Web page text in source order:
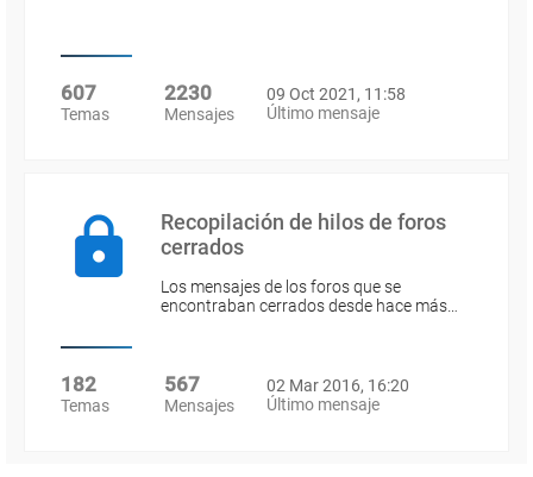
607
Temas
2230
Mensajes
09 Oct 2021, 11:58
Último mensaje
Recopilación de hilos de foros
cerrados
Los mensajes de los foros que se
encontraban cerrados desde hace más…
182
Temas
567
Mensajes
02 Mar 2016, 16:20
Último mensaje